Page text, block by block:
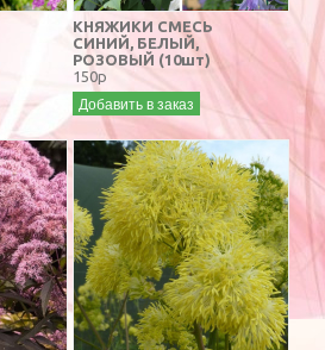
КНЯЖИКИ СМЕСЬ
СИНИЙ, БЕЛЫЙ,
РОЗОВЫЙ (10шт)
150р
Добавить в заказ